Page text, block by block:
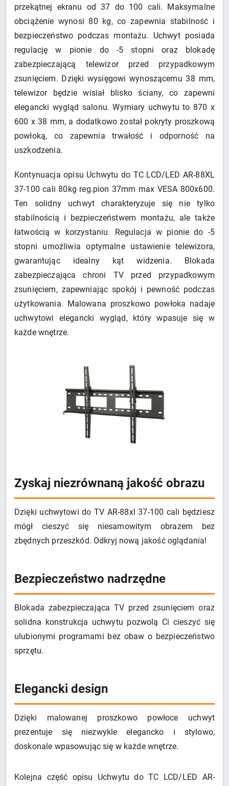
przekątnej ekranu od 37 do 100 cali. Maksymalne
obciążenie wynosi 80 kg, co zapewnia stabilność i
bezpieczeństwo podczas montażu. Uchwyt posiada
regulację w pionie do -5 stopni oraz blokadę
zabezpieczającą telewizor przed przypadkowym
zsunięciem. Dzięki wysięgowi wynoszącemu 38 mm,
telewizor będzie wisiał blisko ściany, co zapewni
elegancki wygląd salonu. Wymiary uchwytu to 870 x
600 x 38 mm, a dodatkowo został pokryty proszkową
powłoką, co zapewnia trwałość i odporność na
uszkodzenia.
Kontynuacja opisu Uchwytu do TC LCD/LED AR-88XL
37-100 cali 80kg reg.pion 37mm max VESA 800x600.
Ten solidny uchwyt charakteryzuje się nie tylko
stabilnością i bezpieczeństwem montażu, ale także
łatwością w korzystaniu. Regulacja w pionie do -5
stopni umożliwia optymalne ustawienie telewizora,
gwarantując idealny kąt widzenia. Blokada
zabezpieczająca chroni TV przed przypadkowym
zsunięciem, zapewniając spokój i pewność podczas
użytkowania. Malowana proszkowo powłoka nadaje
uchwytowi elegancki wygląd, który wpasuje się w
każde wnętrze.
Zyskaj niezrównaną jakość obrazu
Dzięki uchwytowi do TV AR-88xl 37-100 cali będziesz
mógł cieszyć się niesamowitym obrazem bez
zbędnych przeszkód. Odkryj nową jakość oglądania!
Bezpieczeństwo nadrzędne
Blokada zabezpieczająca TV przed zsunięciem oraz
solidna konstrukcja uchwytu pozwolą Ci cieszyć się
ulubionymi programami bez obaw o bezpieczeństwo
sprzętu.
Elegancki design
Dzięki malowanej proszkowo powłoce uchwyt
prezentuje się niezwykle elegancko i stylowo,
doskonale wpasowując się w każde wnętrze.
Kolejna część opisu Uchwytu do TC LCD/LED AR-